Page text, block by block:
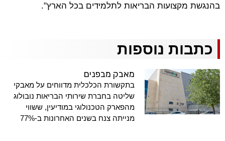
בהנגשת מקצועות הבריאות לתלמידים בכל הארץ".
כתבות נוספות
מאבק מבפנים
בתקשורת הכלכלית מדווחים על מאבקי
שליטה בחברת שירותי הבריאות נובולוג
מהפארק הטכנולוגי במודיעין, ששווי
מנייתה צנח בשנים האחרונות ב-77%